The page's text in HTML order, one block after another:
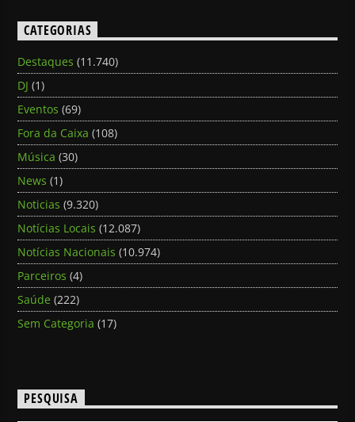
CATEGORIAS
Destaques (11.740)
DJ (1)
Eventos (69)
Fora da Caixa (108)
Música (30)
News (1)
Noticias (9.320)
Notícias Locais (12.087)
Notícias Nacionais (10.974)
Parceiros (4)
Saúde (222)
Sem Categoria (17)
PESQUISA